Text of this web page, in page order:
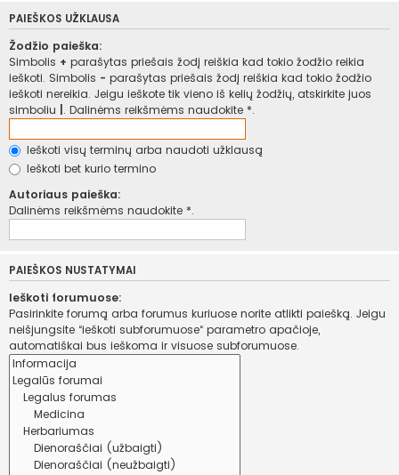
PAIEŠKOS UŽKLAUSA
Žodžio paieška:
Simbolis + parašytas priešais žodį reiškia kad tokio žodžio reikia
ieškoti. Simbolis - parašytas priešais žodį reiškia kad tokio žodžio
ieškoti nereikia. Jeigu ieškote tik vieno iš kelių žodžių, atskirkite juos
simboliu . Dalinėms reikšmėms naudokite *.
Ieškoti visų terminų arba naudoti užklausą
Ieškoti bet kurio termino
Autoriaus paieška:
Dalinėms reikšmėms naudokite *.
PAIEŠKOS NUSTATYMAI
Ieškoti forumuose:
Pasirinkite forumą arba forumus kuriuose norite atlikti paiešką. Jeigu
neišjungsite “ieškoti subforumuose“ parametro apačioje,
automatiškai bus ieškoma ir visuose subforumuose.